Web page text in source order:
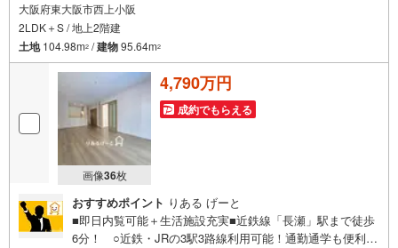
「自分らしい家」と「安心できる将来」
どちらもフロンティアで叶えませんか？
当日の現地見学・FP相談も受付中です
大阪府東大阪市西上小阪
2LDK＋S / 地上2階建
土地104.98m2 /建物95.64m2
画像36枚
4,790万円
成約でもらえる
おすすめポイント りある げーと
■即日内覧可能＋生活施設充実■近鉄線「長瀬」駅まで徒歩
6分！ ○近鉄・JRの3駅3路線利用可能！通勤通学も便利！